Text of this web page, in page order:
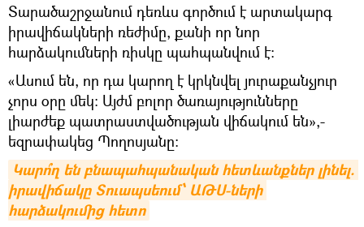
Տարածաշրջանում դեռևս գործում է արտակարգ
իրավիճակների ռեժիմը, քանի որ նոր
հարձակումների ռիսկը պահպանվում է։
«Ասում են, որ դա կարող է կրկնվել յուրաքանչյուր
չորս օրը մեկ: Այժմ բոլոր ծառայությունները
լիարժեք պատրաստվածության վիճակում են»,-
եզրափակեց Պողոսյանը։
Կարո՞ղ են բնապահպանական հետևանքներ լինել.
իրավիճակը Տուապսեում՝ ԱԹՍ-ների
հարձակումից հետո